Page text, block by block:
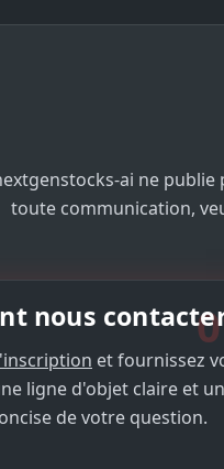
ai ne
toute communication,
nous
et fournissez
ligne d'objet claire et
de votre question.